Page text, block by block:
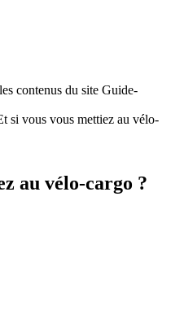
contenus du site Guide-
si vous vous mettiez au vélo-
au vélo-cargo ?